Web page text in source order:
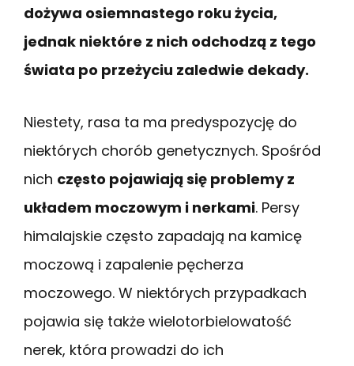
dożywa osiemnastego roku życia,
jednak niektóre z nich odchodzą z tego
świata po przeżyciu zaledwie dekady.
Niestety, rasa ta ma predyspozycję do
niektórych chorób genetycznych. Spośród
nich często pojawiają się problemy z
układem moczowym i nerkami. Persy
himalajskie często zapadają na kamicę
moczową i zapalenie pęcherza
moczowego. W niektórych przypadkach
pojawia się także wielotorbielowatość
nerek, która prowadzi do ich